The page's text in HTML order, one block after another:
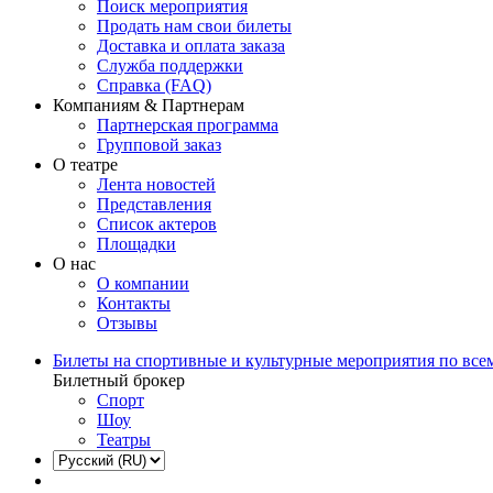
Поиск мероприятия
Продать нам свои билеты
Доставка и оплата заказа
Служба поддержки
Справка (FAQ)
Компаниям & Партнерам
Партнерская программа
Групповой заказ
О театре
Лента новостей
Представления
Список актеров
Площадки
О нас
О компании
Контакты
Отзывы
Билеты на спортивные и культурные мероприятия по
Билетный брокер
Спорт
Шоу
Театры